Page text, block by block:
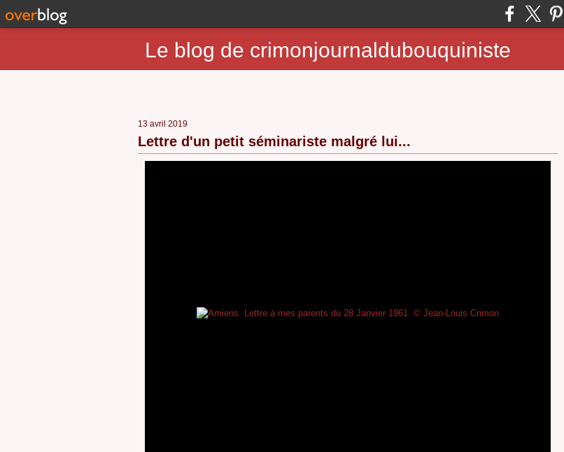
Le blog de crimonjournaldubouquiniste
13 avril 2019
Lettre d'un petit séminariste malgré lui...